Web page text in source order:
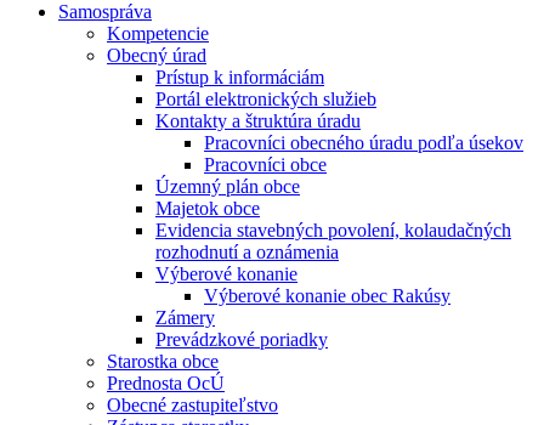
Samospráva
Kompetencie
Obecný úrad
Prístup k informáciám
Portál elektronických služieb
Kontakty a štruktúra úradu
Pracovníci obecného úradu podľa úsekov
Pracovníci obce
Územný plán obce
Majetok obce
Evidencia stavebných povolení, kolaudačných
rozhodnutí a oznámenia
Výberové konanie
Výberové konanie obec Rakúsy
Zámery
Prevádzkové poriadky
Starostka obce
Prednosta OcÚ
Obecné zastupiteľstvo